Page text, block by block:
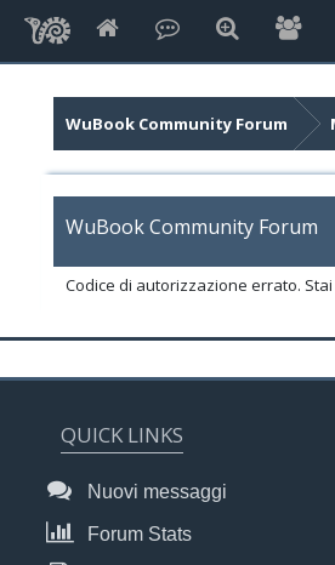
WuBook Community Forum
WuBook Community Forum
Codice di autorizzazione errato.
QUICK LINKS
Nuovi messaggi
Forum Stats